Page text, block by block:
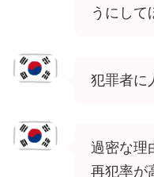
うにして
犯罪者に
過密な理
再犯率が